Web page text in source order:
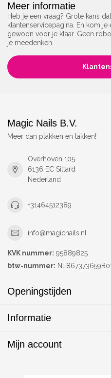
Meer informatie
Heb je een vraag? Grote kans
klantenservicepagina. En kom je
gewoon voor je klaar. Geen
je meedenken.
Magic Nails B.V.
Meer dan plakken en lakken!
Overhoven 105
6136 EC Sittard
Nederland
+31464512389
info@magicnails.nl
KVK nummer: 95889825
btw-nummer:
Openingstijden
Informatie
Mijn account